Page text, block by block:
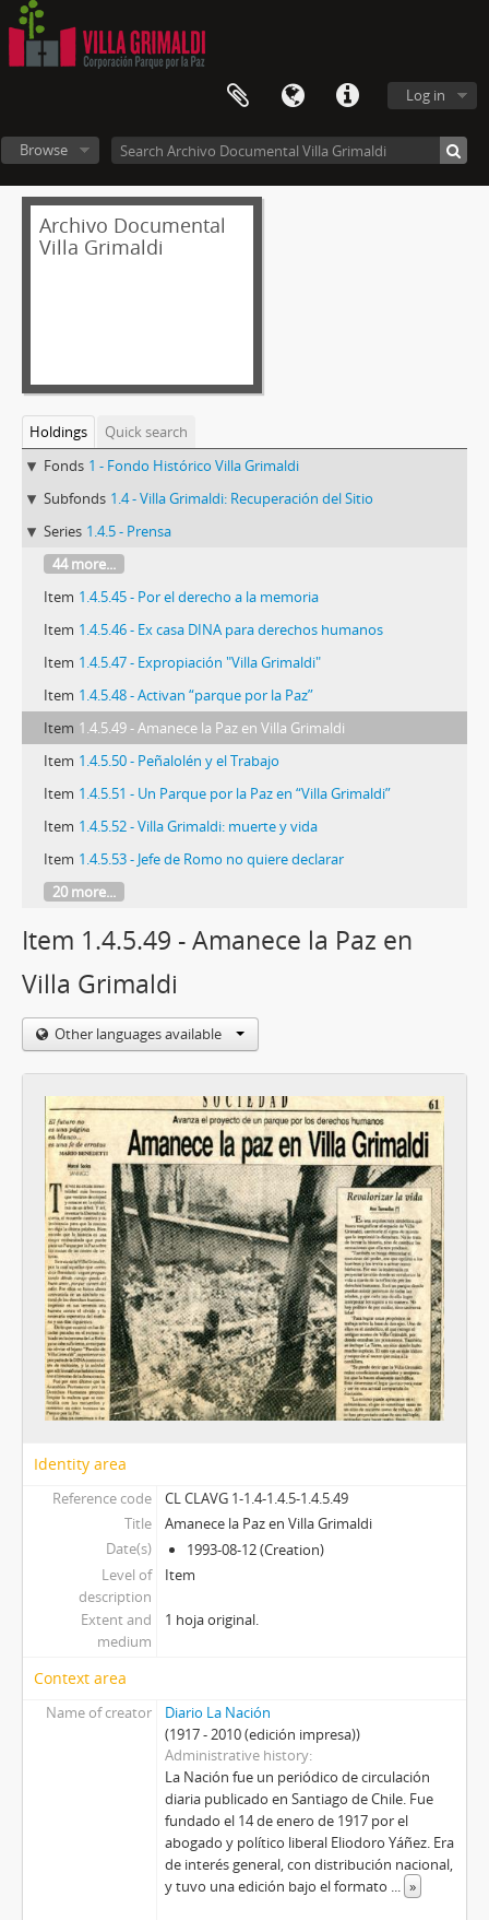
Log in
Browse
Archivo Documental
Villa Grimaldi
Holdings
Quick search
Fonds 1 - Fondo Histórico Villa Grimaldi
Subfonds 1.4 - Villa Grimaldi: Recuperación del Sitio
Series 1.4.5 - Prensa
44 more...
Item 1.4.5.45 - Por el derecho a la memoria
Item 1.4.5.46 - Ex casa DINA para derechos humanos
Item 1.4.5.47 - Expropiación "Villa Grimaldi"
Item 1.4.5.48 - Activan “parque por la Paz”
Item 1.4.5.49 - Amanece la Paz en Villa Grimaldi
Item 1.4.5.50 - Peñalolén y el Trabajo
Item 1.4.5.51 - Un Parque por la Paz en “Villa Grimaldi”
Item 1.4.5.52 - Villa Grimaldi: muerte y vida
Item 1.4.5.53 - Jefe de Romo no quiere declarar
20 more...
Item 1.4.5.49 - Amanece la Paz en
Villa Grimaldi
Other languages available
Identity area
Reference code
CL CLAVG 1-1.4-1.4.5-1.4.5.49
Title
Amanece la Paz en Villa Grimaldi
Date(s)
1993-08-12 (Creation)
Level of
description
Item
Extent and
medium
1 hoja original.
Context area
Name of creator
Diario La Nación
(1917 - 2010 (edición impresa))
Administrative history
La Nación fue un periódico de circulación
diaria publicado en Santiago de Chile. Fue
fundado el 14 de enero de 1917 por el
abogado y político liberal Eliodoro Yáñez. Era
de interés general, con distribución nacional,
y tuvo una edición bajo el formato ... »